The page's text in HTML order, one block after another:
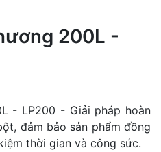
200L -
- LP200 - Giải pháp hoàn
đảm bảo sản phẩm đồng
thời gian và công sức.